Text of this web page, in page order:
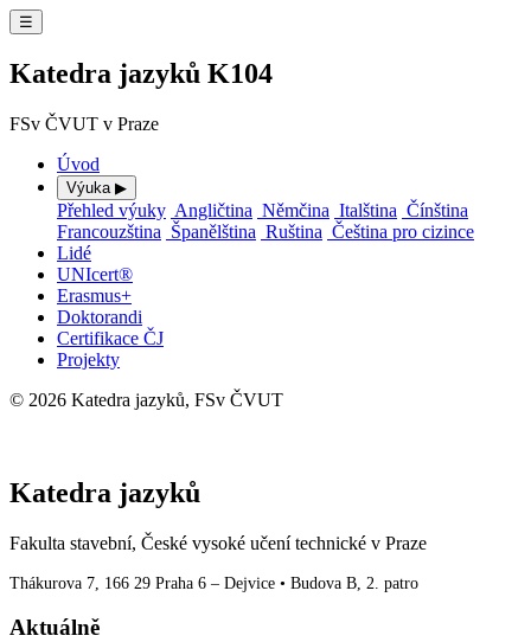
☰
Katedra jazyků K104
FSv ČVUT v Praze
Úvod
Výuka ▶
Přehled výuky Angličtina Němčina Italština Čínština
Francouzština Španělština Ruština Čeština pro cizince
Lidé
UNIcert®
Erasmus+
Doktorandi
Certifikace ČJ
Projekty
© 2026 Katedra jazyků, FSv ČVUT
Katedra jazyků
Fakulta stavební, České vysoké učení technické v Praze
Thákurova 7, 166 29 Praha 6 – Dejvice • Budova B, 2. patro
Aktuálně